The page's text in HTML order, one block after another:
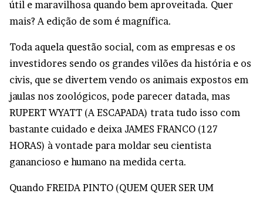
útil e maravilhosa quando bem aproveitada. Quer
mais? A edição de som é magnífica.
Toda aquela questão social, com as empresas e os
investidores sendo os grandes vilões da história e os
civis, que se divertem vendo os animais expostos em
jaulas nos zoológicos, pode parecer datada, mas
RUPERT WYATT (A ESCAPADA) trata tudo isso com
bastante cuidado e deixa JAMES FRANCO (127
HORAS) à vontade para moldar seu cientista
ganancioso e humano na medida certa.
Quando FREIDA PINTO (QUEM QUER SER UM